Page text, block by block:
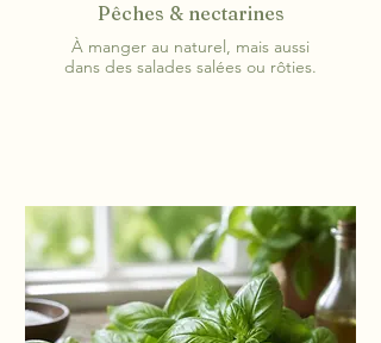
Pêches & nectarines
À manger au naturel, mais aussi
dans des salades salées ou rôties.